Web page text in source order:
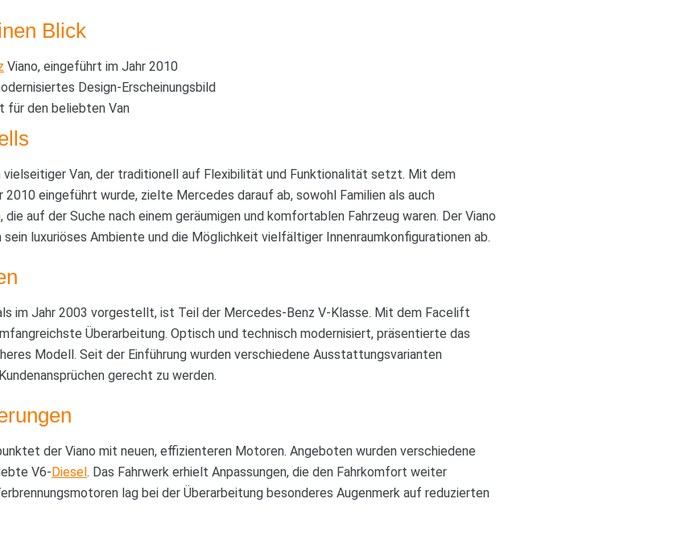
Blick
Viano, eingeführt im Jahr 2010
Design-Erscheinungsbild
für den beliebten Van
vielseitiger Van, der traditionell auf Flexibilität und Funktionalität setzt. Mit dem
2010 eingeführt wurde, zielte Mercedes darauf ab, sowohl Familien als auch
auf der Suche nach einem geräumigen und komfortablen Fahrzeug waren. Der Viano
luxuriöses Ambiente und die Möglichkeit vielfältiger Innenraumkonfigurationen ab.
im Jahr 2003 vorgestellt, ist Teil der Mercedes-Benz V-Klasse. Mit dem Facelift
Überarbeitung. Optisch und technisch modernisiert, präsentierte das
Modell. Seit der Einführung wurden verschiedene Ausstattungsvarianten
gerecht zu werden.
der Viano mit neuen, effizienteren Motoren. Angeboten wurden verschiedene
V6-Diesel. Das Fahrwerk erhielt Anpassungen, die den Fahrkomfort weiter
lag bei der Überarbeitung besonderes Augenmerk auf reduzierten